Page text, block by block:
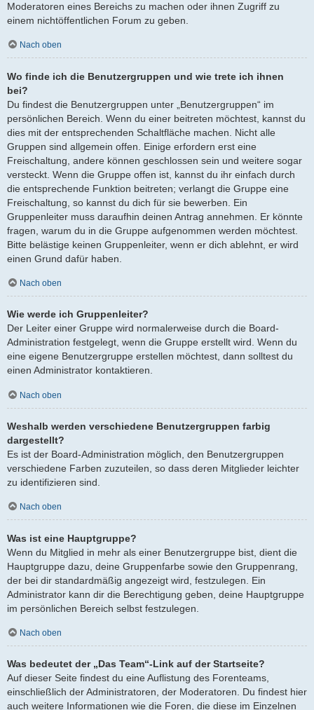
Moderatoren eines Bereichs zu machen oder ihnen Zugriff zu
einem nichtöffentlichen Forum zu geben.
Nach oben
Wo finde ich die Benutzergruppen und wie trete ich ihnen
bei?
Du findest die Benutzergruppen unter „Benutzergruppen“ im
persönlichen Bereich. Wenn du einer beitreten möchtest, kannst du
dies mit der entsprechenden Schaltfläche machen. Nicht alle
Gruppen sind allgemein offen. Einige erfordern erst eine
Freischaltung, andere können geschlossen sein und weitere sogar
versteckt. Wenn die Gruppe offen ist, kannst du ihr einfach durch
die entsprechende Funktion beitreten; verlangt die Gruppe eine
Freischaltung, so kannst du dich für sie bewerben. Ein
Gruppenleiter muss daraufhin deinen Antrag annehmen. Er könnte
fragen, warum du in die Gruppe aufgenommen werden möchtest.
Bitte belästige keinen Gruppenleiter, wenn er dich ablehnt, er wird
einen Grund dafür haben.
Nach oben
Wie werde ich Gruppenleiter?
Der Leiter einer Gruppe wird normalerweise durch die Board-
Administration festgelegt, wenn die Gruppe erstellt wird. Wenn du
eine eigene Benutzergruppe erstellen möchtest, dann solltest du
einen Administrator kontaktieren.
Nach oben
Weshalb werden verschiedene Benutzergruppen farbig
dargestellt?
Es ist der Board-Administration möglich, den Benutzergruppen
verschiedene Farben zuzuteilen, so dass deren Mitglieder leichter
zu identifizieren sind.
Nach oben
Was ist eine Hauptgruppe?
Wenn du Mitglied in mehr als einer Benutzergruppe bist, dient die
Hauptgruppe dazu, deine Gruppenfarbe sowie den Gruppenrang,
der bei dir standardmäßig angezeigt wird, festzulegen. Ein
Administrator kann dir die Berechtigung geben, deine Hauptgruppe
im persönlichen Bereich selbst festzulegen.
Nach oben
Was bedeutet der „Das Team“-Link auf der Startseite?
Auf dieser Seite findest du eine Auflistung des Forenteams,
einschließlich der Administratoren, der Moderatoren. Du findest hier
auch weitere Informationen wie die Foren, die diese im Einzelnen